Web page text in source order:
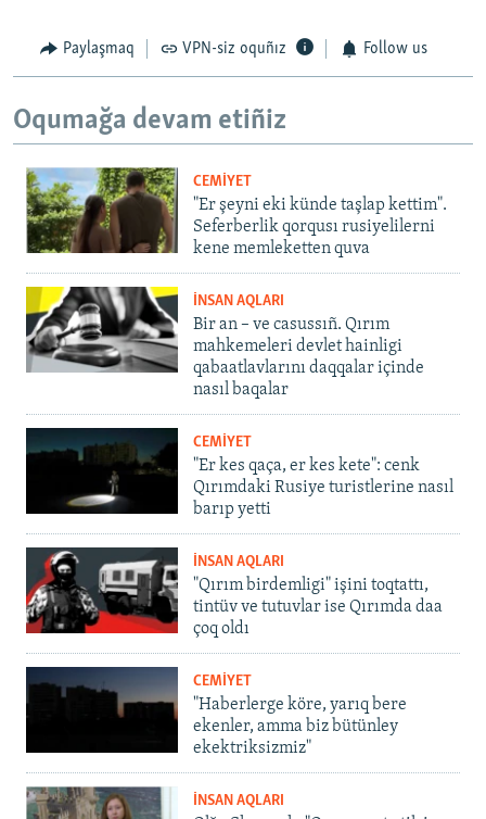
Paylaşmaq VPN-siz oquñız Follow us
Oqumağa devam etiñiz
CEMİYET
"Er şeyni eki künde taşlap kettim".
Seferberlik qorqusı rusiyelilerni
kene memleketten quva
İNSAN AQLARI
Bir an – ve casussıñ. Qırım
mahkemeleri devlet hainligi
qabaatlavlarını daqqalar içinde
nasıl baqalar
CEMİYET
"Er kes qaça, er kes kete": cenk
Qırımdaki Rusiye turistlerine nasıl
barıp yetti
İNSAN AQLARI
"Qırım birdemligi" işini toqtattı,
tintüv ve tutuvlar ise Qırımda daa
çoq oldı
CEMİYET
"Haberlerge köre, yarıq bere
ekenler, amma biz bütünley
ekektriksizmiz"
İNSAN AQLARI